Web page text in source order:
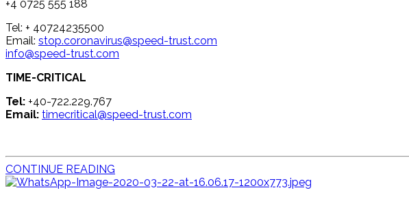
+4 0725 555 188‬
Tel: + 40724235500
Email: stop.coronavirus@speed-trust.com
info@speed-trust.com
TIME-CRITICAL
Tel: +40-722.229.767
Email: timecritical@speed-trust.com
CONTINUE READING